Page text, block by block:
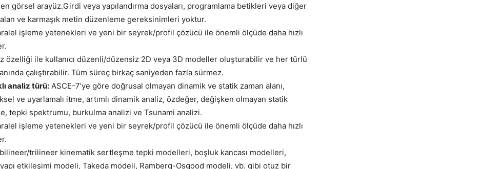
görsel arayüz.Girdi veya yapılandırma dosyaları, programlama betikleri veya diğer
ve karmaşık metin düzenleme gereksinimleri yoktur.
işleme yetenekleri ve yeni bir seyrek/profil çözücü ile önemli ölçüde daha hızlı
özelliği ile kullanıcı düzenli/düzensiz 2D veya 3D modeller oluşturabilir ve her türlü
çalıştırabilir. Tüm süreç birkaç saniyeden fazla sürmez.
analiz türü: ASCE-7’ye göre doğrusal olmayan dinamik ve statik zaman alanı,
ve uyarlamalı itme, artımlı dinamik analiz, özdeğer, değişken olmayan statik
tepki spektrumu, burkulma analizi ve Tsunami analizi.
işleme yetenekleri ve yeni bir seyrek/profil çözücü ile önemli ölçüde daha hızlı
trilineer kinematik sertleşme tepki modelleri, boşluk kancası modelleri,
etkileşimi modeli, Takeda modeli, Ramberg-Osgood modeli, vb. gibi otuz bir